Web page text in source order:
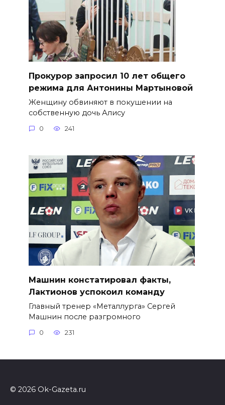
​Прокурор запросил 10 лет общего
режима для Антонины Мартыновой
Женщину обвиняют в покушении на
собственную дочь Алису
0 241
Машнин констатировал факты,
Лактионов успокоил команду
Главный тренер «Металлурга» Сергей
Машнин после разгромного
0 231
© 2026 Ok-Gazeta.ru